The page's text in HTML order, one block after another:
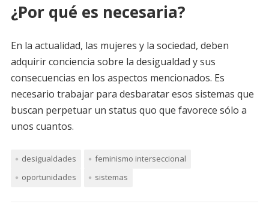
¿Por qué es necesaria?
En la actualidad, las mujeres y la sociedad, deben
adquirir conciencia sobre la desigualdad y sus
consecuencias en los aspectos mencionados. Es
necesario trabajar para desbaratar esos sistemas que
buscan perpetuar un status quo que favorece sólo a
unos cuantos.
desigualdades
feminismo interseccional
oportunidades
sistemas